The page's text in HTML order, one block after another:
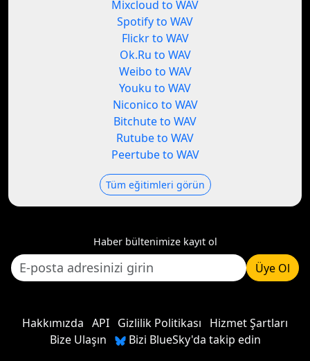
Mixcloud to WAV
Spotify to WAV
Flickr to WAV
Ok.Ru to WAV
Weibo to WAV
Youku to WAV
Niconico to WAV
Bitchute to WAV
Rutube to WAV
Peertube to WAV
Tüm eğitimleri görün
Haber bültenimize kayıt ol
Üye Ol
Hakkımızda API Gizlilik Politikası
Hizmet Şartları
Bize Ulaşın
Bizi BlueSky'da takip edin